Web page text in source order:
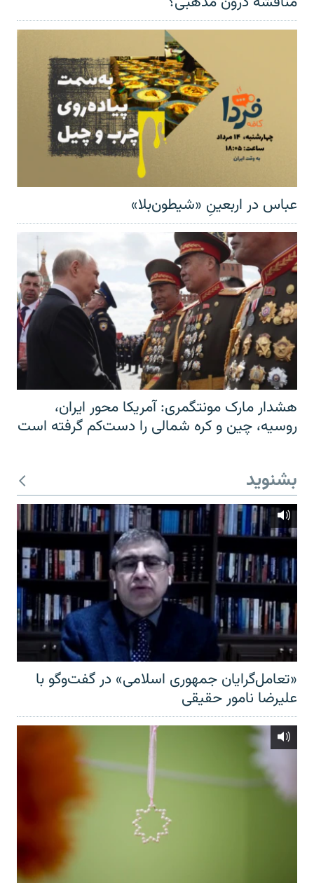
عباس در اربعینِ «شیطون‌بلا»
هشدار مارک مونتگمری: آمریکا محور ایران،
روسیه، چین و کره شمالی را دست‌کم گرفته است
بشنوید
«تعامل‌گرایان جمهوری اسلامی» در گفت‌وگو با
علیرضا نامور حقیقی